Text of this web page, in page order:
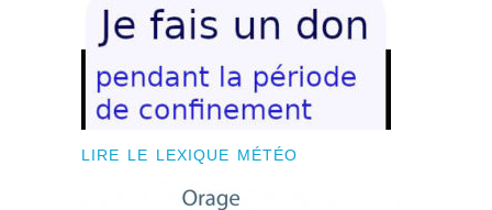
LIRE LE LEXIQUE MÉTÉO